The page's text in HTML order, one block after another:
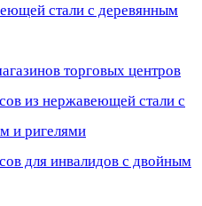
стали с деревянным
торговых центров
из нержавеющей стали с
и ригелями
для инвалидов с двойным